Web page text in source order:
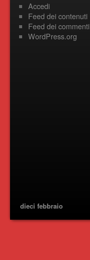
Accedi
Feed dei contenuti
Feed dei commenti
WordPress.org
dieci febbraio